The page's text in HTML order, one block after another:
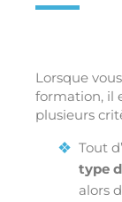
Lorsque
formation, il
plusieurs
Tout
type
alors